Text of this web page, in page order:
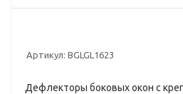
Артикул: BGLGL1623
Дефлекторы боковых окон с